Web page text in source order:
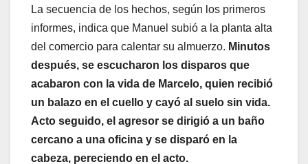
La secuencia de los hechos, según los primeros
informes, indica que Manuel subió a la planta alta
del comercio para calentar su almuerzo. Minutos
después, se escucharon los disparos que
acabaron con la vida de Marcelo, quien recibió
un balazo en el cuello y cayó al suelo sin vida.
Acto seguido, el agresor se dirigió a un baño
cercano a una oficina y se disparó en la
cabeza, pereciendo en el acto.